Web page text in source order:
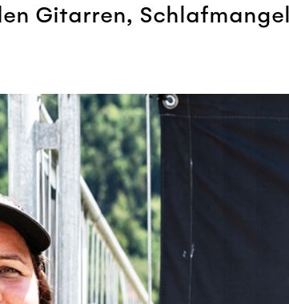
Gitarren,